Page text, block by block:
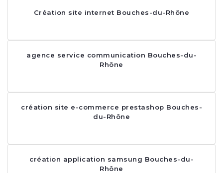
Création site internet Bouches-du-Rhône
agence service communication Bouches-du-
Rhône
création site e-commerce prestashop Bouches-
du-Rhône
création application samsung Bouches-du-
Rhône